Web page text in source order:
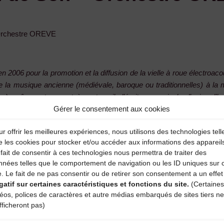
Gérer le consentement aux cookies
offrir les meilleures expériences, nous utilisons des technologies
les cookies pour stocker et/ou accéder aux informations des
de consentir à ces technologies nous permettra de traiter des
telles que le comportement de navigation ou les ID uniques sur
Le fait de ne pas consentir ou de retirer son consentement a un effet
sur certaines caractéristiques et fonctions du site. (Certaines
polices de caractères et autre médias embarqués de sites tiers ne
pas)
OREVE
2006 pour la promotion et la diffusion de la vielle à roue
la musique ancienne (médiévale, baroque ou traditionnelles) à la
grâce notamment à un travail d’écriture musicale
les liens multiples qu’elle tisse avec les autres arts (vidéo,
contemporaine.
(2007), où se côtoient musique, vidéo et collectages de
accompagnée d’une composition électroacoustique de JM
de Liuresa/ Au dire de la Liberté (2011), création
de la vielle et de la danse hip-hop ou Hurdy Gurdy # Myst